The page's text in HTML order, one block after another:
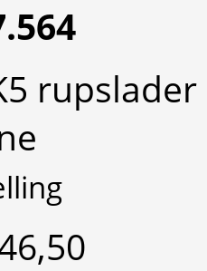
rupslader